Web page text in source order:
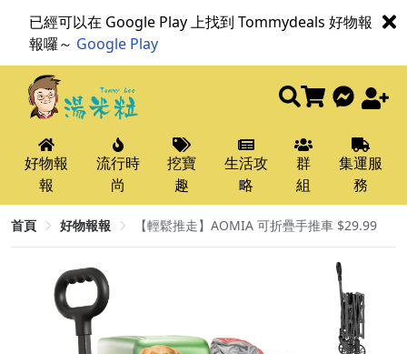
已經可以在 Google Play 上找到 Tommydeals 好物報
報囉～ Google Play
好物報
報
流行時
尚
挖寶
趣
生活攻
略
群
組
集運服
務
首頁 好物報報 【輕鬆推走】AOMIA 可折疊手推車 $29.99